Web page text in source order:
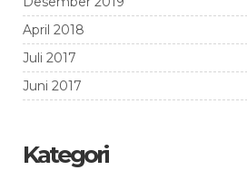
April 2018
Juli 2017
Juni 2017
Kategori